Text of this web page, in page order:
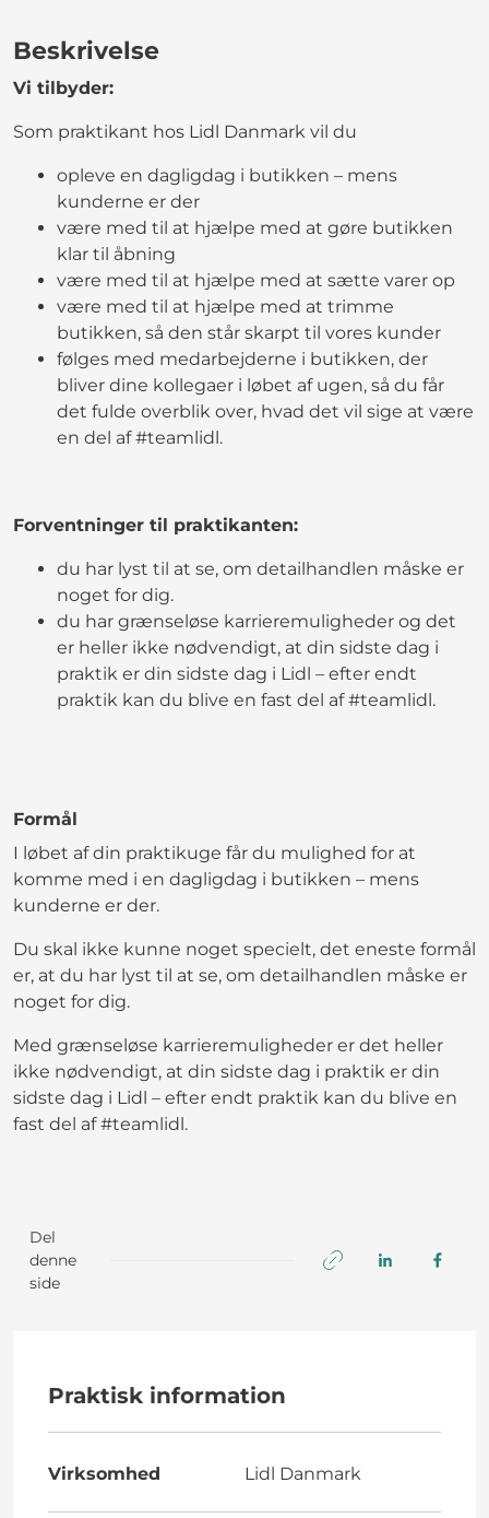
Beskrivelse
Vi tilbyder:
Som praktikant hos Lidl Danmark vil du
opleve en dagligdag i butikken – mens
kunderne er der
være med til at hjælpe med at gøre butikken
klar til åbning
være med til at hjælpe med at sætte varer op
være med til at hjælpe med at trimme
butikken, så den står skarpt til vores kunder
følges med medarbejderne i butikken, der
bliver dine kollegaer i løbet af ugen, så du får
det fulde overblik over, hvad det vil sige at være
en del af #teamlidl.
Forventninger til praktikanten:
du har lyst til at se, om detailhandlen måske er
noget for dig.
du har grænseløse karrieremuligheder og det
er heller ikke nødvendigt, at din sidste dag i
praktik er din sidste dag i Lidl – efter endt
praktik kan du blive en fast del af #teamlidl.
Formål
I løbet af din praktikuge får du mulighed for at
komme med i en dagligdag i butikken – mens
kunderne er der.
Du skal ikke kunne noget specielt, det eneste formål
er, at du har lyst til at se, om detailhandlen måske er
noget for dig.
Med grænseløse karrieremuligheder er det heller
ikke nødvendigt, at din sidste dag i praktik er din
sidste dag i Lidl – efter endt praktik kan du blive en
fast del af #teamlidl.
Del
denne
side
Praktisk information
Virksomhed Lidl Danmark